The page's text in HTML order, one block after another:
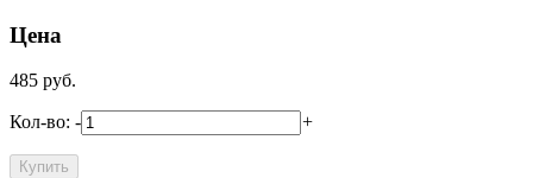
Цена
485 руб.
Кол-во: - +